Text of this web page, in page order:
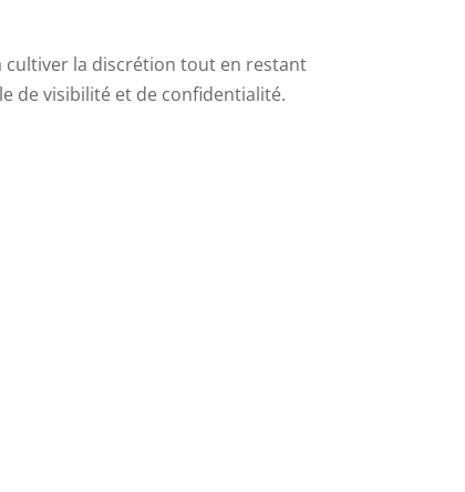
la discrétion tout en restant
de visibilité et de confidentialité.